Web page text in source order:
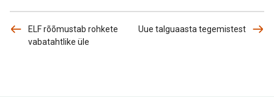
ELF rõõmustab rohkete
vabatahtlike üle
Uue talguaasta tegemistest